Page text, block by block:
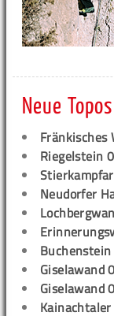
Neue Topos
Fränkisches
Riegelstein
Neudorfer
Giselawand
Giselawand